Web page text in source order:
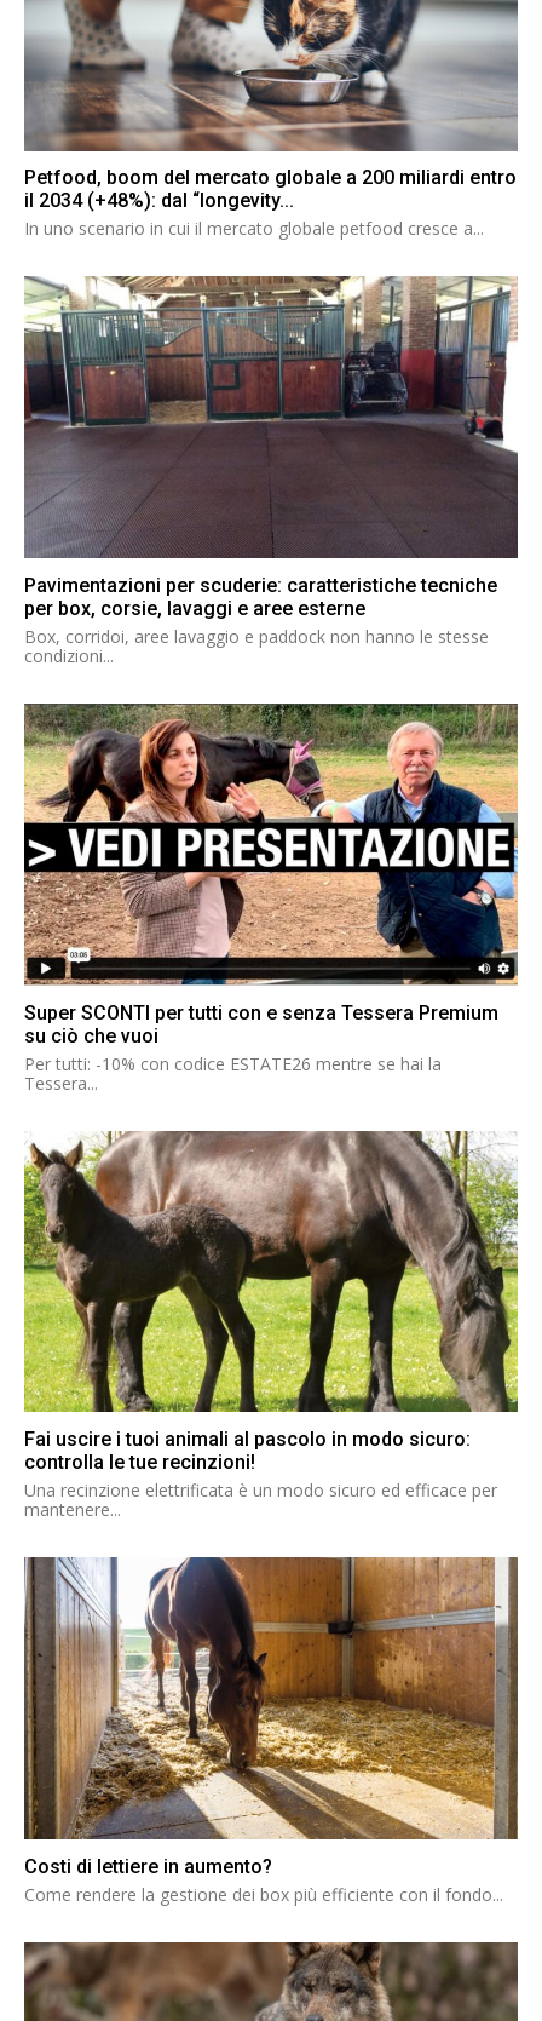
Petfood, boom del mercato globale a 200 miliardi entro
il 2034 (+48%): dal “longevity...
In uno scenario in cui il mercato globale petfood cresce a...
Pavimentazioni per scuderie: caratteristiche tecniche
per box, corsie, lavaggi e aree esterne
Box, corridoi, aree lavaggio e paddock non hanno le stesse
condizioni...
Super SCONTI per tutti con e senza Tessera Premium
su ciò che vuoi
Per tutti: -10% con codice ESTATE26 mentre se hai la
Tessera...
Fai uscire i tuoi animali al pascolo in modo sicuro:
controlla le tue recinzioni!
Una recinzione elettrificata è un modo sicuro ed efficace per
mantenere...
Costi di lettiere in aumento?
Come rendere la gestione dei box più efficiente con il fondo...